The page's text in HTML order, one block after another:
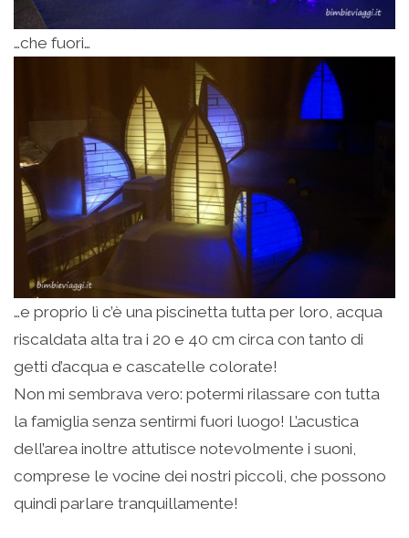
…che fuori…
…e proprio lì c’è una piscinetta tutta per loro, acqua
riscaldata alta tra i 20 e 40 cm circa con tanto di
getti d’acqua e cascatelle colorate!
Non mi sembrava vero: potermi rilassare con tutta
la famiglia senza sentirmi fuori luogo! L’acustica
dell’area inoltre attutisce notevolmente i suoni,
comprese le vocine dei nostri piccoli, che possono
quindi parlare tranquillamente!